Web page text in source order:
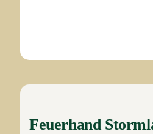
Feuerhand